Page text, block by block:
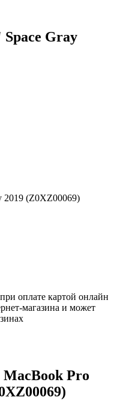
Gray
2019 (Z0XZ00069)
оплате картой онлайн
магазина и может
Pro